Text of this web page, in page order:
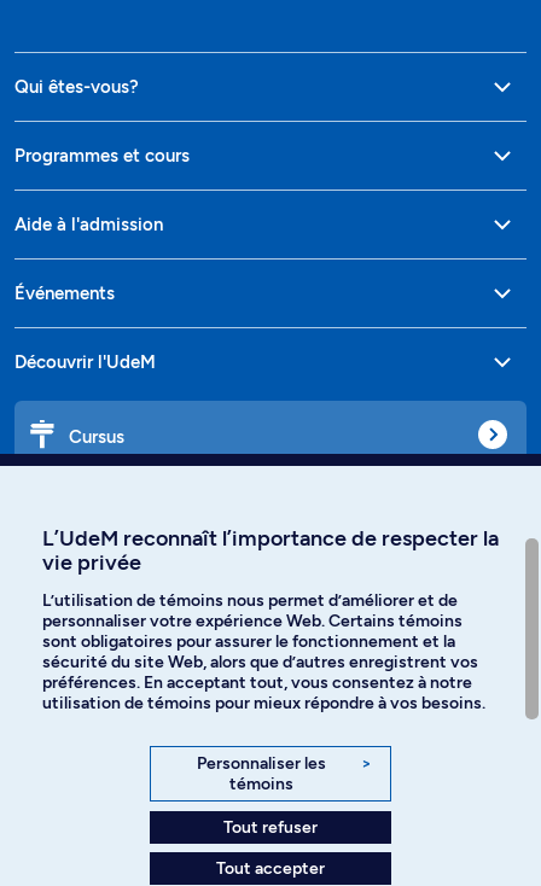
Qui êtes-vous?
Programmes et cours
Aide à l'admission
Événements
Découvrir l'UdeM
Cursus
Langues
Facebook Instagram
YouTube
L’UdeM reconnaît l’importance de respecter la
vie privée
L’utilisation de témoins nous permet d’améliorer et de
personnaliser votre expérience Web. Certains témoins
sont obligatoires pour assurer le fonctionnement et la
sécurité du site Web, alors que d’autres enregistrent vos
préférences. En acceptant tout, vous consentez à notre
utilisation de témoins pour mieux répondre à vos besoins.
Personnaliser les
témoins
>
Tout refuser
Tout accepter